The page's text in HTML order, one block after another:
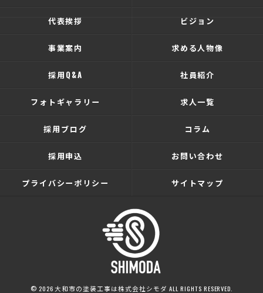
代表挨拶 ビジョン
事業案内 求める人物像
採用Q&A 社員紹介
フォトギャラリー 求人一覧
採用ブログ コラム
採用申込 お問い合わせ
プライバシーポリシー サイトマップ
© 2026 大和市の塗装工事は株式会社シモダ ALL RIGHTS RESERVED.